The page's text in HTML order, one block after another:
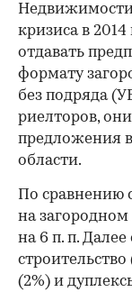
кризиса в
отдавать
формату
без подряда
риелторов,
предложения
области.
По сравнению
на
на 6 п. п.
(2%) и